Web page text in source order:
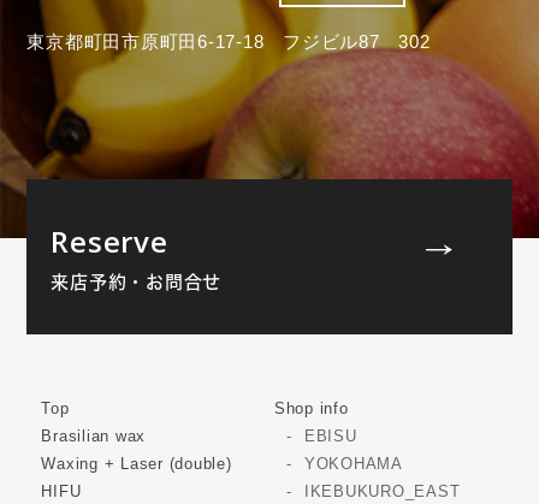
東京都町田市原町田6-17-18 フジビル87 302
Reserve
来店予約・お問合せ
Top
Brasilian wax
Waxing + Laser (double)
HIFU
Shop info
EBISU
YOKOHAMA
IKEBUKURO_EAST